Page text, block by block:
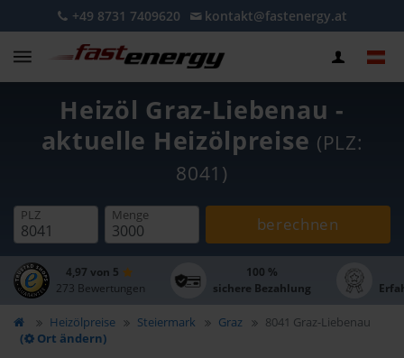
+49 8731 7409620 kontakt@fastenergy.at
Heizöl Graz-Liebenau -
aktuelle Heizölpreise (PLZ:
8041)
PLZ Menge berechnen
4,97 von 5
273 Bewertungen
100 %
sichere Bezahlung
Heizölpreise Steiermark Graz
8041 Graz-Liebenau
(
Ort ändern)